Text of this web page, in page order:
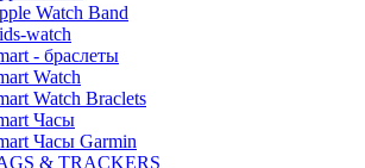
Watch Band
watch
- браслеты
Watch
Watch Braclets
Часы
Часы Garmin
& TRACKERS